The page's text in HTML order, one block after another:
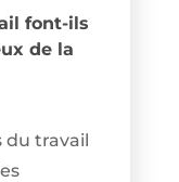
font-ils
de la
du travail